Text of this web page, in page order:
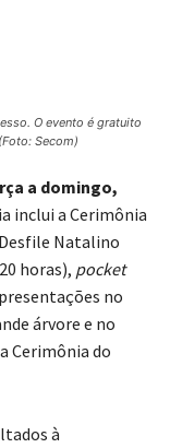
O evento é gratuito
Secom)
a domingo,
inclui a Cerimônia
Natalino
horas), pocket
no
árvore e no
Cerimônia do
à